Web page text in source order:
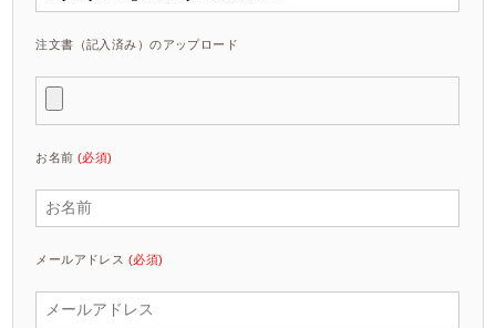
注文書（記入済み）のアップロード
お名前 (必須)
メールアドレス (必須)